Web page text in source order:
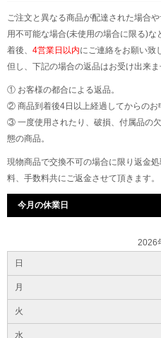
ご注文と異なる商品が配達された場合
用不可能な場合(未使用の場合に限る)
着後、 4営業日以内にご連絡をお願い致
但し、下記の場合の返品はお受け出来ま
① お客様の都合による返品。
② 商品到着後4日以上経過してからのお
③ 一度使用されたり、破損、付属品の
態の商品。
現物商品で交換不可の場合に限り返金
料、手数料共にご返金させて頂きます。
今月の休業日
2026
日
月
火
水